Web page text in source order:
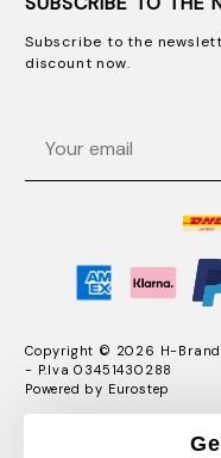
Subscribe to the
discount now.
Copyright © 2026 H-
- P.Iva 03451430288
Powered by Eurostep